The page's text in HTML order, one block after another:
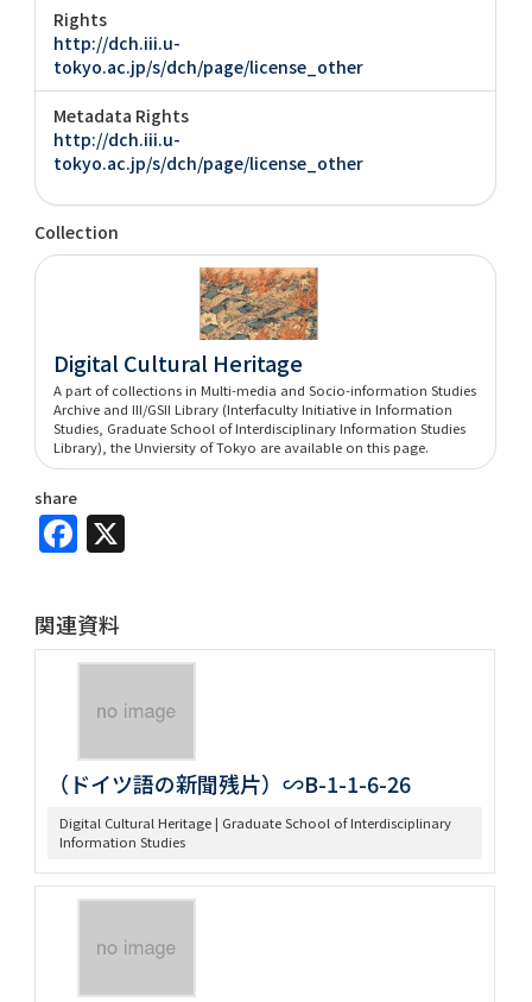
Rights
http://dch.iii.u-
tokyo.ac.jp/s/dch/page/license_other
Metadata Rights
http://dch.iii.u-
tokyo.ac.jp/s/dch/page/license_other
Collection
Digital Cultural Heritage
A part of collections in Multi-media and Socio-information Studies
Archive and III/GSII Library (Interfaculty Initiative in Information
Studies, Graduate School of Interdisciplinary Information Studies
Library), the Unviersity of Tokyo are available on this page.
share
Facebook
関連資料
（ドイツ語の新聞残片）∽B-1-1-6-26
Digital Cultural Heritage | Graduate School of Interdisciplinary
Information Studies